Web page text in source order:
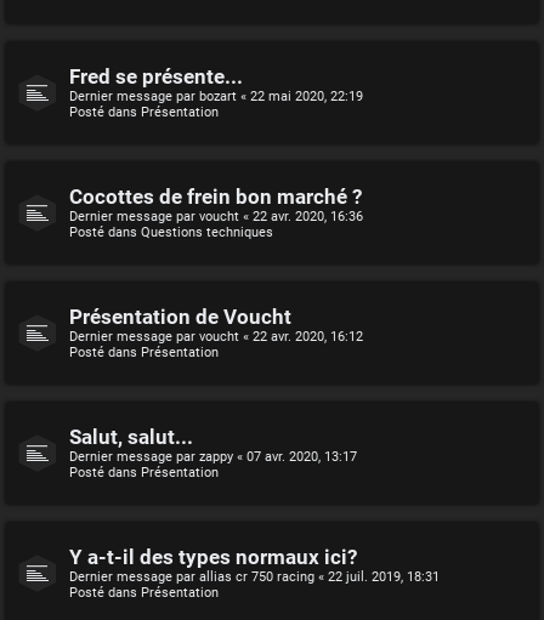
Fred se présente...
Dernier message par bozart « 22 mai 2020, 22:19
Posté dans Présentation
Cocottes de frein bon marché ?
Dernier message par voucht « 22 avr. 2020, 16:36
Posté dans Questions techniques
Présentation de Voucht
Dernier message par voucht « 22 avr. 2020, 16:12
Posté dans Présentation
Salut, salut...
Dernier message par zappy « 07 avr. 2020, 13:17
Posté dans Présentation
Y a-t-il des types normaux ici?
Dernier message par allias cr 750 racing « 22 juil. 2019, 18:31
Posté dans Présentation